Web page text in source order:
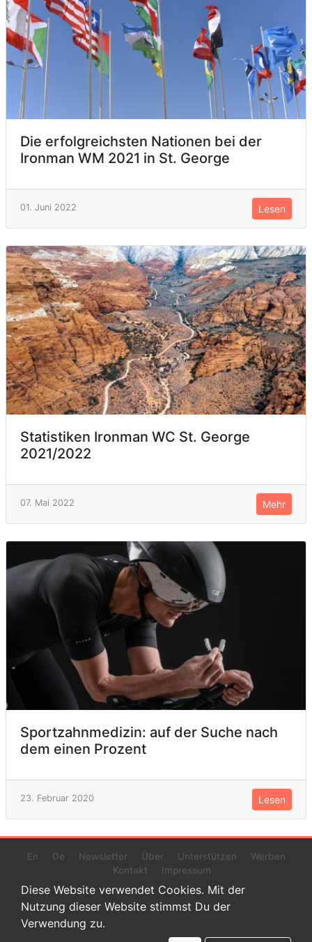
Die erfolgreichsten Nationen bei der
Ironman WM 2021 in St. George
01. Juni 2022 Lesen
Statistiken Ironman WC St. George
2021/2022
07. Mai 2022 Mehr
Sportzahnmedizin: auf der Suche nach
dem einen Prozent
23. Februar 2020 Lesen
En De Newsletter Über Unterstützen
Werben
Kontakt
Impressum
© 2022 www.endurance-data.com - aaa
Dies ist eine Beta-Version. Höchstwahrscheinlich haben sich auf
Diese Website verwendet Cookies. Mit der
Nutzung dieser Website stimmst Du der
Verwendung zu.